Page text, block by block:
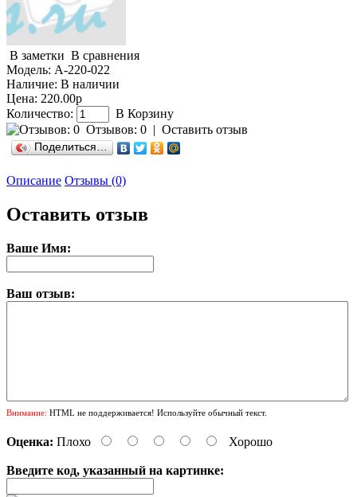
В заметки В сравнения
Модель: А-220-022
Наличие: В наличии
Цена: 220.00р
Количество:
В Корзину
Отзывов: 0 | Оставить отзыв
Поделиться…
Описание Отзывы (0)
Оставить отзыв
Ваше Имя:
Ваш отзыв:
Внимание: HTML не поддерживается! Используйте обычный текст.
Оценка: Плохо Хорошо
Введите код, указанный на картинке: